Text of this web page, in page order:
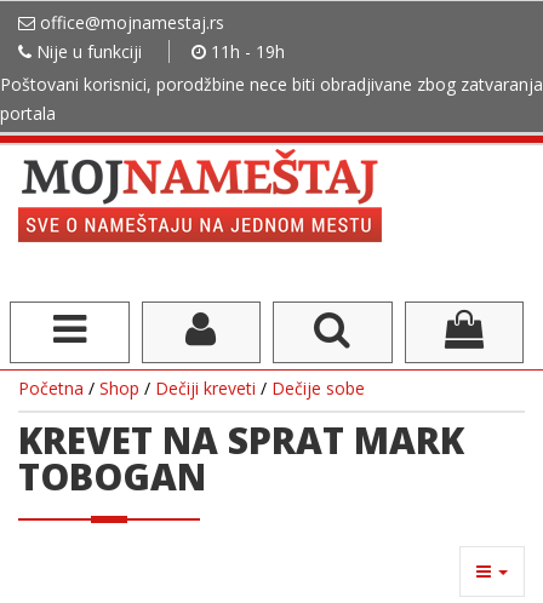
office@mojnamestaj.rs
Nije u funkciji
11h - 19h
Poštovani korisnici, porodžbine nece biti obradjivane zbog zatvaranja
portala
Početna / Shop / Dečiji kreveti / Dečije sobe
KREVET NA SPRAT MARK
TOBOGAN